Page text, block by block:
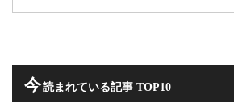
今読まれている記事 TOP10